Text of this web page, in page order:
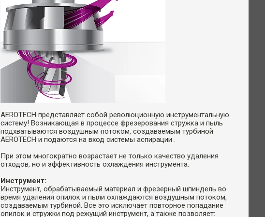
AEROTECH представляет собой революционную инструментальную
систему! Возникающая в процессе фрезерования стружка и пыль
подхватываются воздушным потоком, создаваемым турбиной
AEROTECH и подаются на вход системы аспирации .
При этом многократно возрастает не только качество удаления
отходов, но и эффективность охлаждения инструмента.
Инструмент:
Инструмент, обрабатываемый материал и фрезерный шпиндель во
время удаления опилок и пыли охлаждаются воздушным потоком,
создаваемым турбиной. Все это исключает повторное попадание
опилок и стружки под режущий инструмент, а также позволяет: